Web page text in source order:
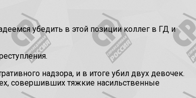
убедить в этой позиции коллег в ГД и
надзора, и в итоге убил двух девочек.
совершивших тяжкие насильственные